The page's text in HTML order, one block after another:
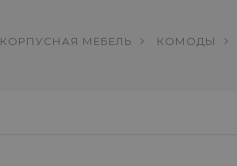
КОРПУСНАЯ МЕБЕЛЬ КОМОДЫ